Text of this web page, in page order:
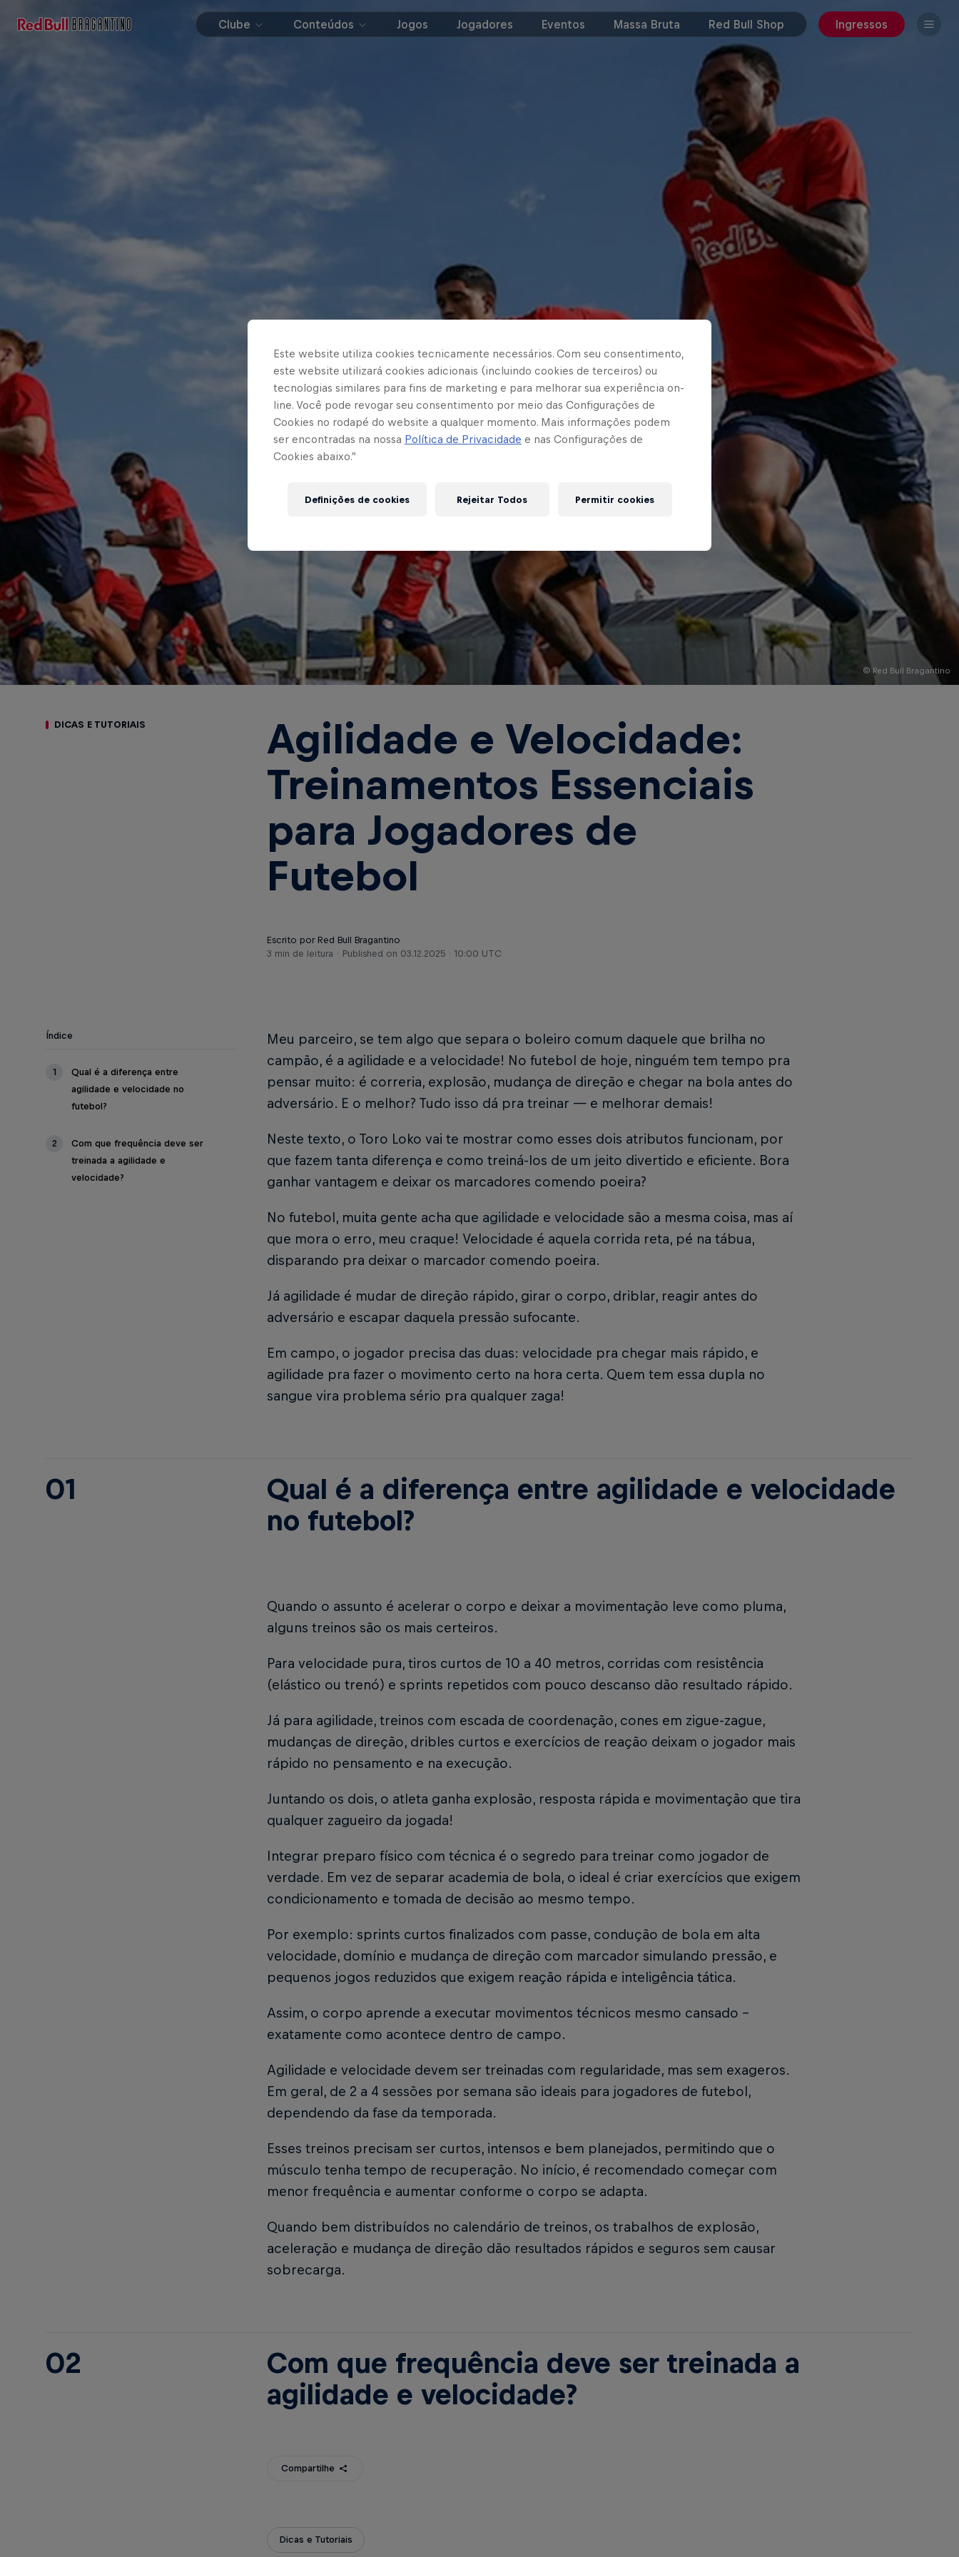
Clube Conteúdos Jogos Jogadores Eventos Massa Bruta Red Bull Shop Ingressos
© Red Bull Bragantino
DICAS E TUTORIAIS
Agilidade e Velocidade:
Treinamentos Essenciais
para Jogadores de
Futebol
Escrito por Red Bull Bragantino
3 min de leitura
Published on 03.12.2025 · 10:00 UTC
Índice
1
Qual é a diferença entre
agilidade e velocidade no
futebol?
2
Com que frequência deve ser
treinada a agilidade e
velocidade?
Meu parceiro, se tem algo que separa o boleiro comum daquele que brilha no
campão, é a agilidade e a velocidade! No futebol de hoje, ninguém tem tempo pra
pensar muito: é correria, explosão, mudança de direção e chegar na bola antes do
adversário. E o melhor? Tudo isso dá pra treinar — e melhorar demais!
Neste texto, o Toro Loko vai te mostrar como esses dois atributos funcionam, por
que fazem tanta diferença e como treiná-los de um jeito divertido e eficiente. Bora
ganhar vantagem e deixar os marcadores comendo poeira?
No futebol, muita gente acha que agilidade e velocidade são a mesma coisa, mas aí
que mora o erro, meu craque! Velocidade é aquela corrida reta, pé na tábua,
disparando pra deixar o marcador comendo poeira.
Já agilidade é mudar de direção rápido, girar o corpo, driblar, reagir antes do
adversário e escapar daquela pressão sufocante.
Em campo, o jogador precisa das duas: velocidade pra chegar mais rápido, e
agilidade pra fazer o movimento certo na hora certa. Quem tem essa dupla no
sangue vira problema sério pra qualquer zaga!
01
Qual é a diferença entre agilidade e velocidade
no futebol?
Quando o assunto é acelerar o corpo e deixar a movimentação leve como pluma,
alguns treinos são os mais certeiros.
Para velocidade pura, tiros curtos de 10 a 40 metros, corridas com resistência
(elástico ou trenó) e sprints repetidos com pouco descanso dão resultado rápido.
Já para agilidade, treinos com escada de coordenação, cones em zigue-zague,
mudanças de direção, dribles curtos e exercícios de reação deixam o jogador mais
rápido no pensamento e na execução.
Juntando os dois, o atleta ganha explosão, resposta rápida e movimentação que tira
qualquer zagueiro da jogada!
Integrar preparo físico com técnica é o segredo para treinar como jogador de
verdade. Em vez de separar academia de bola, o ideal é criar exercícios que exigem
condicionamento e tomada de decisão ao mesmo tempo.
Por exemplo: sprints curtos finalizados com passe, condução de bola em alta
velocidade, domínio e mudança de direção com marcador simulando pressão, e
pequenos jogos reduzidos que exigem reação rápida e inteligência tática.
Assim, o corpo aprende a executar movimentos técnicos mesmo cansado –
exatamente como acontece dentro de campo.
Agilidade e velocidade devem ser treinadas com regularidade, mas sem exageros.
Em geral, de 2 a 4 sessões por semana são ideais para jogadores de futebol,
dependendo da fase da temporada.
Esses treinos precisam ser curtos, intensos e bem planejados, permitindo que o
músculo tenha tempo de recuperação. No início, é recomendado começar com
menor frequência e aumentar conforme o corpo se adapta.
Quando bem distribuídos no calendário de treinos, os trabalhos de explosão,
aceleração e mudança de direção dão resultados rápidos e seguros sem causar
sobrecarga.
02
Com que frequência deve ser treinada a
agilidade e velocidade?
Compartilhe
Dicas e Tutoriais
Este website utiliza cookies tecnicamente necessários. Com seu consentimento,
este website utilizará cookies adicionais (incluindo cookies de terceiros) ou
tecnologias similares para fins de marketing e para melhorar sua experiência on-
line. Você pode revogar seu consentimento por meio das Configurações de
Cookies no rodapé do website a qualquer momento. Mais informações podem
ser encontradas na nossa Política de Privacidade e nas Configurações de
Cookies abaixo.”
Definições de cookies Rejeitar Todos Permitir cookies